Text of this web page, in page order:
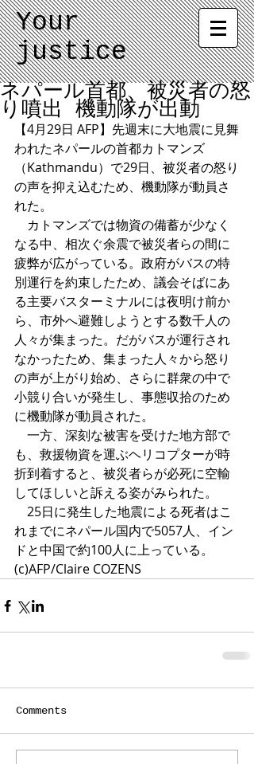
Your
justice
ネパール首都、被災者の怒
り噴出 機動隊が出動
【4月29日 AFP】先週末に大地震に見舞
われたネパールの首都カトマンズ
（Kathmandu）で29日、被災者の怒り
の声を抑え込むため、機動隊が動員さ
れた。
カトマンズでは物資の備蓄が少なく
なる中、相次ぐ余震で被災者らの間に
疲弊が広がっている。政府がバスの特
別運行を約束したため、議会そばにあ
る主要バスターミナルには夜明け前か
ら、市外へ避難しようとする数千人の
人々が集まった。だがバスが運行され
なかったため、集まった人々から怒り
の声が上がり始め、さらに群衆の中で
小競り合いが発生し、事態収拾のため
に機動隊が動員された。
一方、深刻な被害を受けた地方部で
も、救援物資を運ぶヘリコプターが時
折到着すると、被災者らが必死に空輸
してほしいと訴える姿がみられた。
25日に発生した地震による死者はこ
れまでにネパール国内で5057人、イン
ドと中国で約100人に上っている。
(c)AFP/Claire COZENS
Comments